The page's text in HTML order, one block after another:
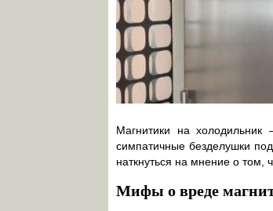
Магнитики на
симпатичные безделушки
наткнуться на мнение о том,
Мифы о вреде